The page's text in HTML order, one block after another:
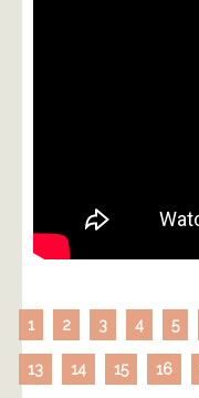
1 2 3 4 5
13 14 15 16